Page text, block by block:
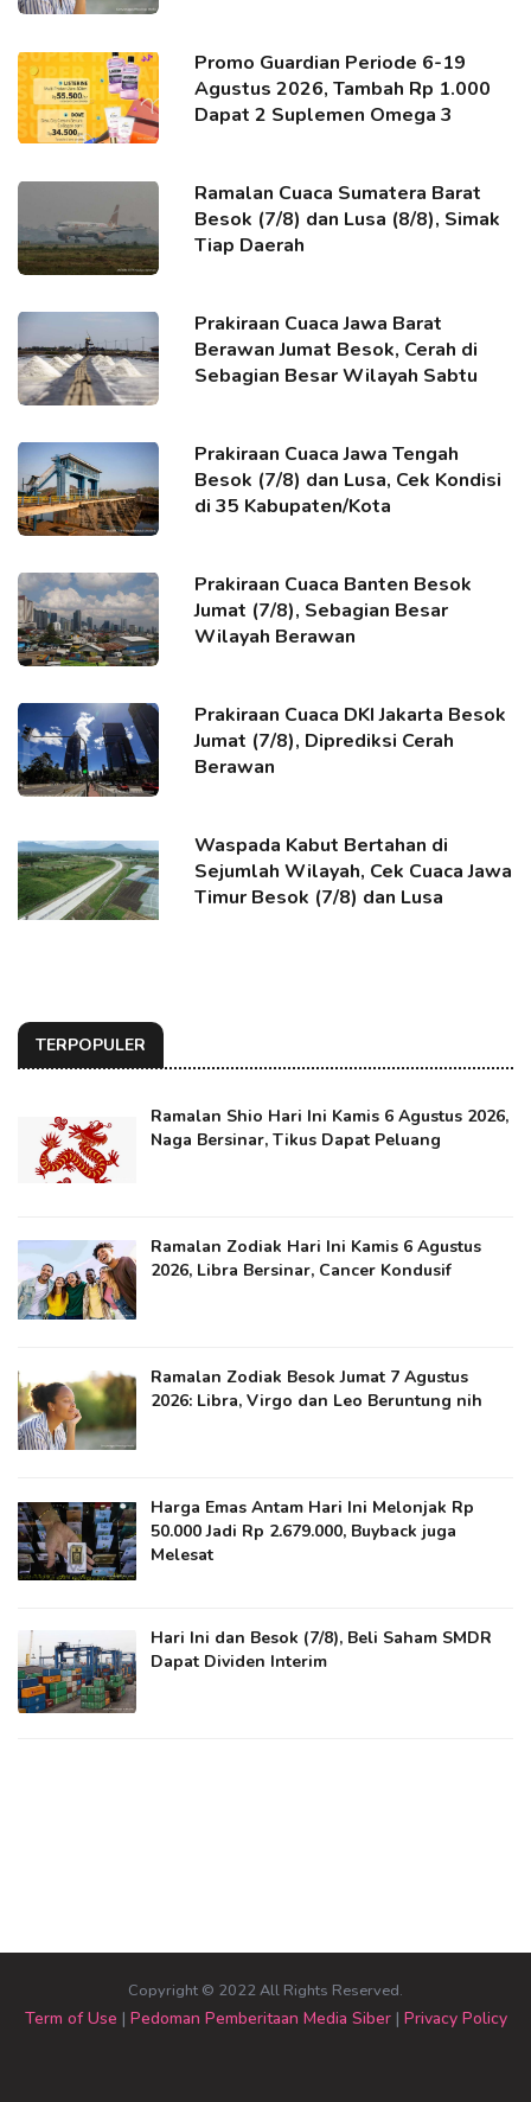
Promo Guardian Periode 6-19
Agustus 2026, Tambah Rp 1.000
Dapat 2 Suplemen Omega 3
Ramalan Cuaca Sumatera Barat
Besok (7/8) dan Lusa (8/8), Simak
Tiap Daerah
Prakiraan Cuaca Jawa Barat
Berawan Jumat Besok, Cerah di
Sebagian Besar Wilayah Sabtu
Prakiraan Cuaca Jawa Tengah
Besok (7/8) dan Lusa, Cek Kondisi
di 35 Kabupaten/Kota
Prakiraan Cuaca Banten Besok
Jumat (7/8), Sebagian Besar
Wilayah Berawan
Prakiraan Cuaca DKI Jakarta Besok
Jumat (7/8), Diprediksi Cerah
Berawan
Waspada Kabut Bertahan di
Sejumlah Wilayah, Cek Cuaca Jawa
Timur Besok (7/8) dan Lusa
TERPOPULER
Ramalan Shio Hari Ini Kamis 6 Agustus 2026,
Naga Bersinar, Tikus Dapat Peluang
Ramalan Zodiak Hari Ini Kamis 6 Agustus
2026, Libra Bersinar, Cancer Kondusif
Ramalan Zodiak Besok Jumat 7 Agustus
2026: Libra, Virgo dan Leo Beruntung nih
Harga Emas Antam Hari Ini Melonjak Rp
50.000 Jadi Rp 2.679.000, Buyback juga
Melesat
Hari Ini dan Besok (7/8), Beli Saham SMDR
Dapat Dividen Interim
Copyright © 2022 All Rights Reserved.
Term of Use | Pedoman Pemberitaan Media Siber| Privacy Policy